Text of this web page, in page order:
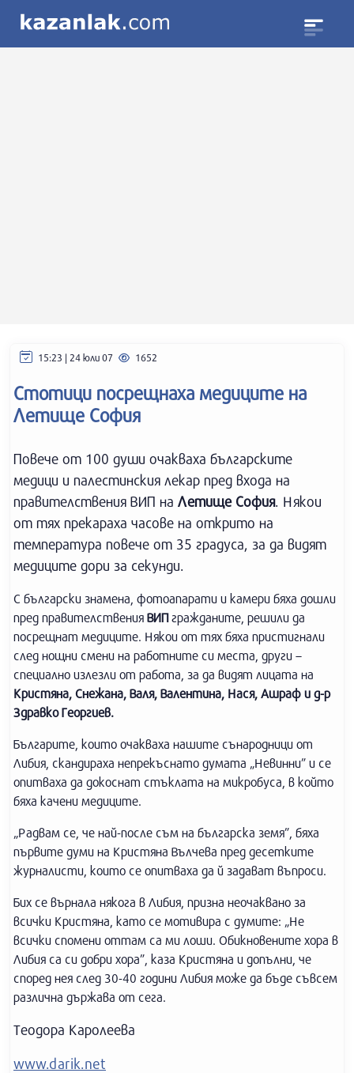
15:23 | 24 юли 07 1652
Стотици посрещнаха медиците на
Летище София
Повече от 100 души очакваха българските
медици и палестинския лекар пред входа на
правителствения ВИП на Летище София. Някои
от тях прекараха часове на открито на
температура повече от 35 градуса, за да видят
медиците дори за секунди.
С български знамена, фотоапарати и камери бяха дошли
пред правителствения ВИПгражданите, решили да
посрещнат медиците. Някои от тях бяха пристигнали
след нощни смени на работните си места, други –
специално излезли от работа, за да видят лицата на
Кристяна, Снежана, Валя, Валентина, Нася, Ашраф и д-р
Здравко Георгиев.
Българите, които очакваха нашите сънародници от
Либия, скандираха непрекъснато думата „Невинни” и се
опитваха да докоснат стъклата на микробуса, в който
бяха качени медиците.
„Радвам се, че най-после съм на българска земя”, бяха
първите думи на Кристяна Вълчева пред десетките
журналисти, които се опитваха да й задават въпроси.
Бих се върнала някога в Либия, призна неочаквано за
всички Кристяна, като се мотивира с думите: „Не
всички спомени оттам са ми лоши. Обикновените хора в
Либия са си добри хора”, каза Кристяна и допълни, че
според нея след 30-40 години Либия може да бъде съвсем
различна държава от сега.
Теодора Каролеева
www.darik.net